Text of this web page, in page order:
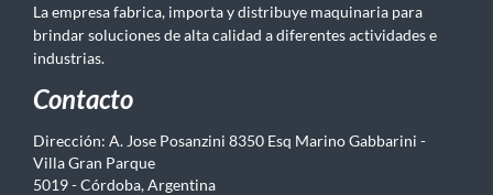
La empresa fabrica, importa y distribuye maquinaria para
brindar soluciones de alta calidad a diferentes actividades e
industrias.
Contacto
Dirección: A. Jose Posanzini 8350 Esq Marino Gabbarini -
Villa Gran Parque
5019 - Córdoba, Argentina